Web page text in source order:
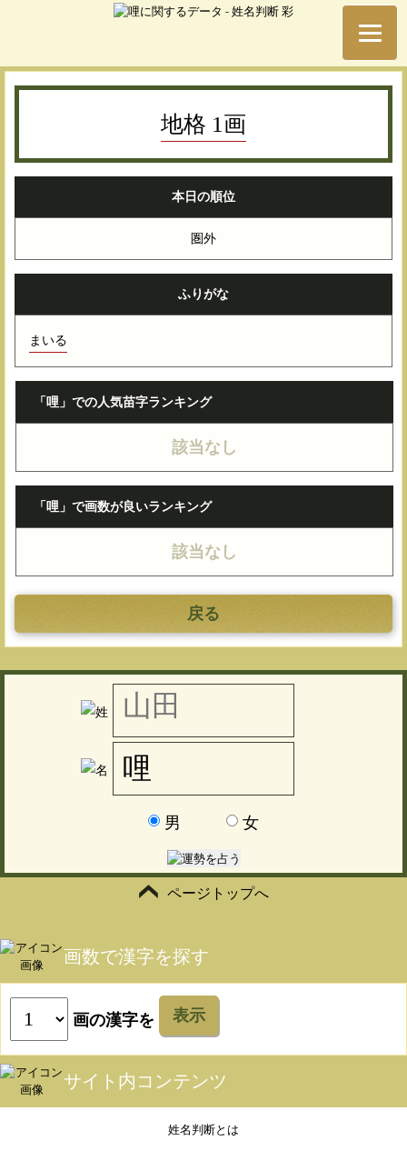
地格 1画
本日の順位
圏外
ふりがな
まいる
「哩」での人気苗字ランキング
該当なし
「哩」で画数が良いランキング
該当なし
戻る
男 女
ページトップへ
画数で漢字を探す
画の漢字を 表示
サイト内コンテンツ
姓名判断とは